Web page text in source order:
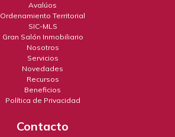
Avalúos
Ordenamiento Territorial
SIC-MLS
Gran Salón Inmobiliario
Nosotros
Servicios
Novedades
Recursos
Beneficios
Política de Privacidad
Contacto